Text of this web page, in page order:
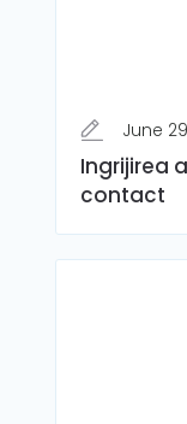
June
Ingrijirea
contact